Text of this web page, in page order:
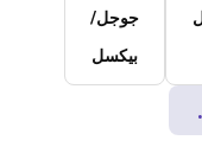
جوجل/
بيكسل